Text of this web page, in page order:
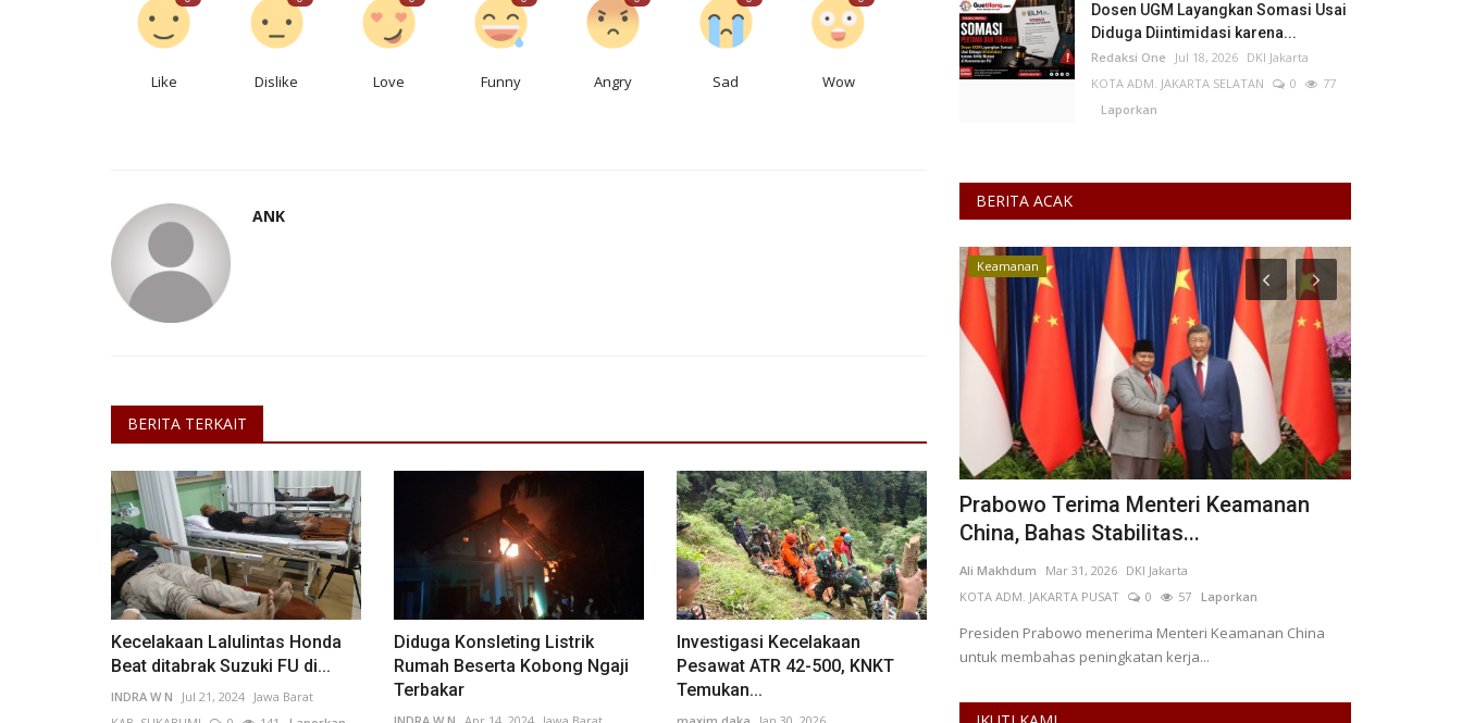
Like Dislike Love Funny Angry Sad Wow
ANK
BERITA TERKAIT
Kecelakaan Lalulintas Honda
Beat ditabrak Suzuki FU di...
INDRA W N Jul 21, 2024 Jawa Barat
Diduga Konsleting Listrik
Rumah Beserta Kobong Ngaji
Terbakar
Investigasi Kecelakaan
Pesawat ATR 42-500, KNKT
Temukan...
Dosen UGM Layangkan Somasi Usai
Diduga Diintimidasi karena...
Redaksi One Jul 18, 2026 DKI Jakarta
KOTA ADM. JAKARTA SELATAN
0
77
Laporkan
BERITA ACAK
Hari Raya Malam Siwaratri di Pura
Santhi Muara Dipa Kota...
Putu Ugram Swadharma Feb 24, 2025
KOTA BENGKULU
0 108Laporkan
#Umatbalibengkulu #Harirayahindu #Siwaratri
RSUD Tjitrowardojo Purworejo
Sediakan Mobil Listrik Gratis...
Jawa Tengah KAB. PURWOREJO 0
67
Laporkan
RSUD Tjitrowardojo Purworejo sediakan mobil listrik gratis
untuk memudahkan pemindahan...
Keamanan
Prabowo Terima Menteri Keamanan
China, Bahas Stabilitas...
Ali Makhdum Mar 31, 2026 DKI Jakarta
KOTA ADM. JAKARTA PUSAT
0 57 Laporkan
Presiden Prabowo menerima Menteri Keamanan China
untuk membahas peningkatan kerja...